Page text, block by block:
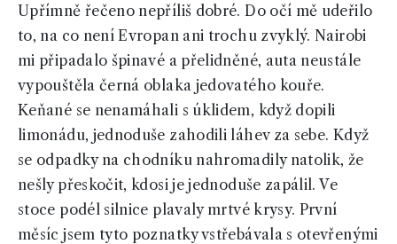
Upřímně řečeno nepříliš dobré. Do očí mě udeřilo
to, na co není Evropan ani trochu zvyklý. Nairobi
mi připadalo špinavé a přelidněné, auta neustále
vypouštěla černá oblaka jedovatého kouře.
Keňané se nenamáhali s úklidem, když dopili
limonádu, jednoduše zahodili láhev za sebe. Když
se odpadky na chodníku nahromadily natolik, že
nešly přeskočit, kdosi je jednoduše zapálil. Ve
stoce podél silnice plavaly mrtvé krysy. První
měsíc jsem tyto poznatky vstřebávala s otevřenými